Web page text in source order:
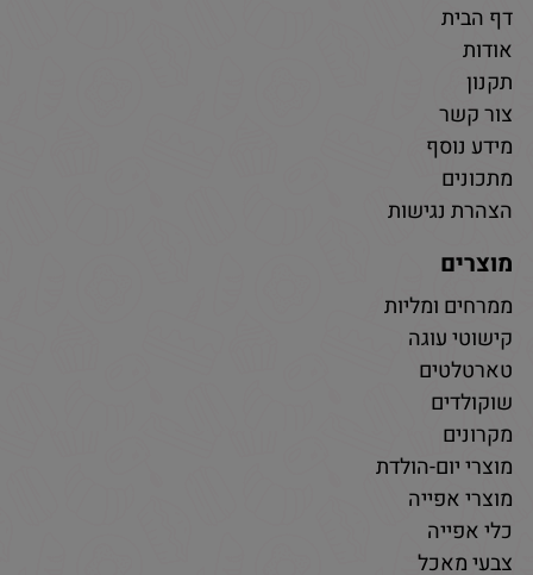
דף הבית
אודות
תקנון
צור קשר
מידע נוסף
מתכונים
הצהרת נגישות
מוצרים
ממרחים ומליות
קישוטי עוגה
טארטלטים
שוקולדים
מקרונים
מוצרי יום-הולדת
מוצרי אפייה
כלי אפייה
צבעי מאכל